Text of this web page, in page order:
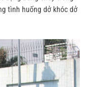
tình huống dở khóc dở